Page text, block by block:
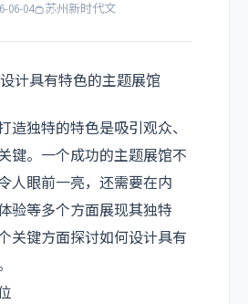
06-04 苏州新时代文
造独特的特色是吸引观众、
键。一个成功的主题展馆不
人眼前一亮，还需要在内
验等多个方面展现其独特
关键方面探讨如何设计具有